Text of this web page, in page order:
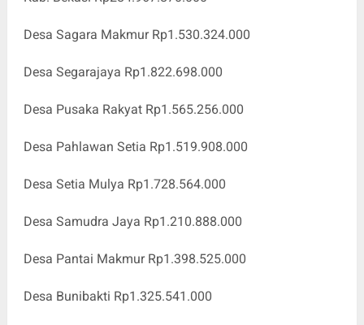
Desa Sagara Makmur Rp1.530.324.000
Desa Segarajaya Rp1.822.698.000
Desa Pusaka Rakyat Rp1.565.256.000
Desa Pahlawan Setia Rp1.519.908.000
Desa Setia Mulya Rp1.728.564.000
Desa Samudra Jaya Rp1.210.888.000
Desa Pantai Makmur Rp1.398.525.000
Desa Bunibakti Rp1.325.541.000